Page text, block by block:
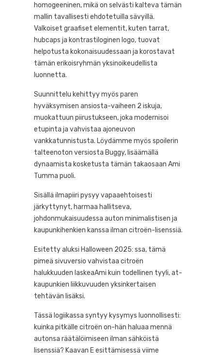
homogeeninen, mikä on selvästi kalteva tämän
mallin tavallisesti ehdotetuilla sävyillä.
Valkoiset graafiset elementit, kuten tarrat,
hubcaps ja kontrastiloginen logo, tuovat
helpotusta kokonaisuudessaan ja korostavat
tämän erikoisryhmän yksinoikeudellista
luonnetta.
Suunnittelu kehittyy myös paren
hyväksymisen ansiosta-vaiheen 2 iskuja,
muokattuun piirustukseen, joka modernisoi
etupinta ja vahvistaa ajoneuvon
vankkatunnistusta. Löydämme myös spoilerin
talteenoton versiosta Buggy, lisäämällä
dynaamista kosketusta tämän takaosaan Ami
Tumma puoli.
Sisällä ilmapiiri pysyy vapaaehtoisesti
järkyttynyt, harmaa hallitseva,
johdonmukaisuudessa auton minimalistisen ja
kaupunkihenkien kanssa ilman citroën-lisenssiä.
Esitetty aluksi Halloween 2025: ssa, tämä
pimeä sivuversio vahvistaa citroën
halukkuuden laskeaAmi kuin todellinen tyyli, at-
kaupunkien liikkuvuuden yksinkertaisen
tehtävän lisäksi.
Tässä logiikassa syntyy kysymys luonnollisesti:
kuinka pitkälle citroën on-hän haluaa mennä
autonsa räätälöimiseen ilman sähköistä
lisenssiä? Kaavan E esittämisessä viime